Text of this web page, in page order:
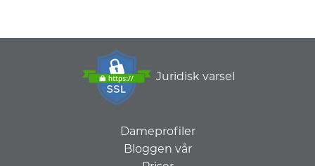
Juridisk varsel
Dameprofiler
Bloggen vår